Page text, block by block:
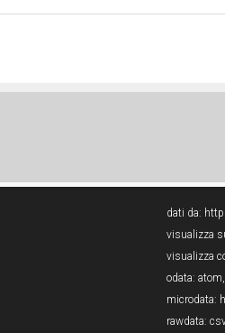
dati da:
visualizza
visualizza
odata: atom,
microdata:
rawdata: csv